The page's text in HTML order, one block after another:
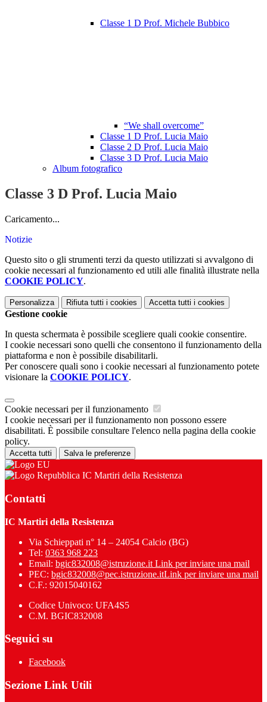
Classe 1 D Prof. Michele Bubbico
“We shall overcome”
Classe 1 D Prof. Lucia Maio
Classe 2 D Prof. Lucia Maio
Classe 3 D Prof. Lucia Maio
Album fotografico
Classe 3 D Prof. Lucia Maio
Caricamento...
Notizie
Questo sito o gli strumenti terzi da questo utilizzati si avvalgono di
cookie necessari al funzionamento ed utili alle finalità illustrate nella
COOKIE POLICY.
Personalizza Rifiuta tutti i cookies Accetta tutti i cookies
Gestione cookie
In questa schermata è possibile scegliere quali cookie consentire.
I cookie necessari sono quelli che consentono il funzionamento della
piattaforma e non è possibile disabilitarli.
Per conoscere quali sono i cookie necessari al funzionamento potete
visionare la COOKIE POLICY.
Cookie necessari per il funzionamento
I cookie necessari per il funzionamento non possono essere
disabilitati. È possibile consultare l'elenco nella pagina della cookie
policy.
Accetta tutti Salva le preferenze
IC Martiri della Resistenza
Contatti
IC Martiri della Resistenza
Via Schieppati n° 14 – 24054 Calcio (BG)
Tel: 0363 968 223
Email: bgic832008@istruzione.it Link per inviare una mail
PEC: bgic832008@pec.istruzione.itLink per inviare una mail
C.F.: 92015040162
Codice Univoco: UFA4S5
C.M. BGIC832008
Seguici su
Facebook
Sezione Link Utili